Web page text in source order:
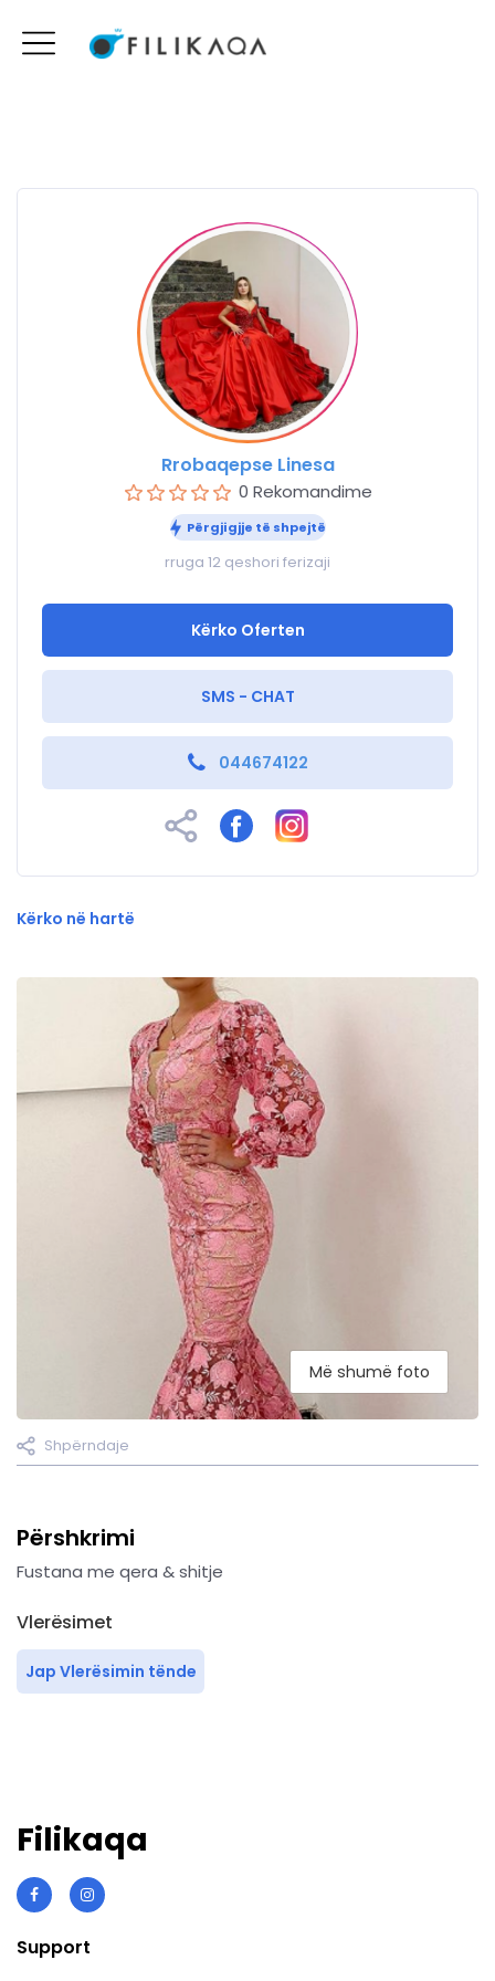
Më shumë foto
Shpërndaje
Përshkrimi
Fustana me qera & shitje
Vlerësimet
Jap Vlerësimin tënde
Rrobaqepse Linesa
0 Rekomandime
Përgjigjje të shpejtë
rruga 12 qeshori ferizaji
Kërko Oferten
SMS - CHAT
044674122
Kërko në hartë
Filikaqa
Support